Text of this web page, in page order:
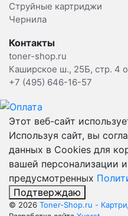
Струйные картриджи
Чернила
Контакты
toner-shop.ru
Каширское ш., 25Б, стр. 4
+7 (495) 646-16-57
Этот веб-сайт
Используя сайт, вы
данных в Cookies для
вашей персонализации
предусмотренных
Подтверждаю
© 2026 Toner-Shop.ru -